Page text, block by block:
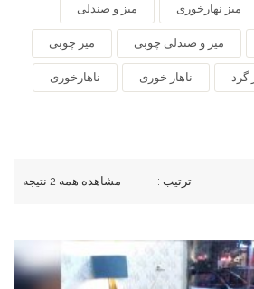
میز نهارخوری میز و صندلی
میز و صندلی چوبی میز چوبی
گرد ناهار خوری ناهارخوری
مشاهده همه 2 نتیجه ترتیب :